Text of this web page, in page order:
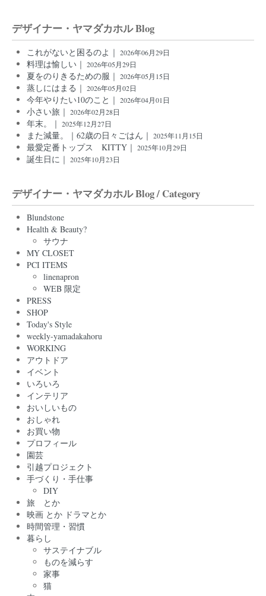
デザイナー・ヤマダカホル Blog
これがないと困るのよ｜ 2026年06月29日
料理は愉しい｜ 2026年05月29日
夏をのりきるための服｜ 2026年05月15日
蒸しにはまる｜ 2026年05月02日
今年やりたい10のこと｜ 2026年04月01日
小さい旅｜ 2026年02月28日
年末。｜ 2025年12月27日
また減量。｜62歳の日々ごはん｜ 2025年11月15日
最愛定番トップス KITTY｜ 2025年10月29日
誕生日に｜ 2025年10月23日
デザイナー・ヤマダカホル Blog / Category
Blundstone
Health & Beauty?
サウナ
MY CLOSET
PCI ITEMS
linenapron
WEB 限定
PRESS
SHOP
Today's Style
weekly-yamadakahoru
WORKING
アウトドア
イベント
いろいろ
インテリア
おいしいもの
おしゃれ
お買い物
プロフィール
園芸
引越プロジェクト
手づくり・手仕事
DIY
旅 とか
映画 とか ドラマとか
時間管理・習慣
暮らし
サステイナブル
ものを減らす
家事
猫